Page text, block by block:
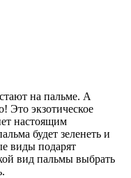
на пальме. А
Это экзотическое
настоящим
будет зеленеть и
виды подарят
вид пальмы выбрать